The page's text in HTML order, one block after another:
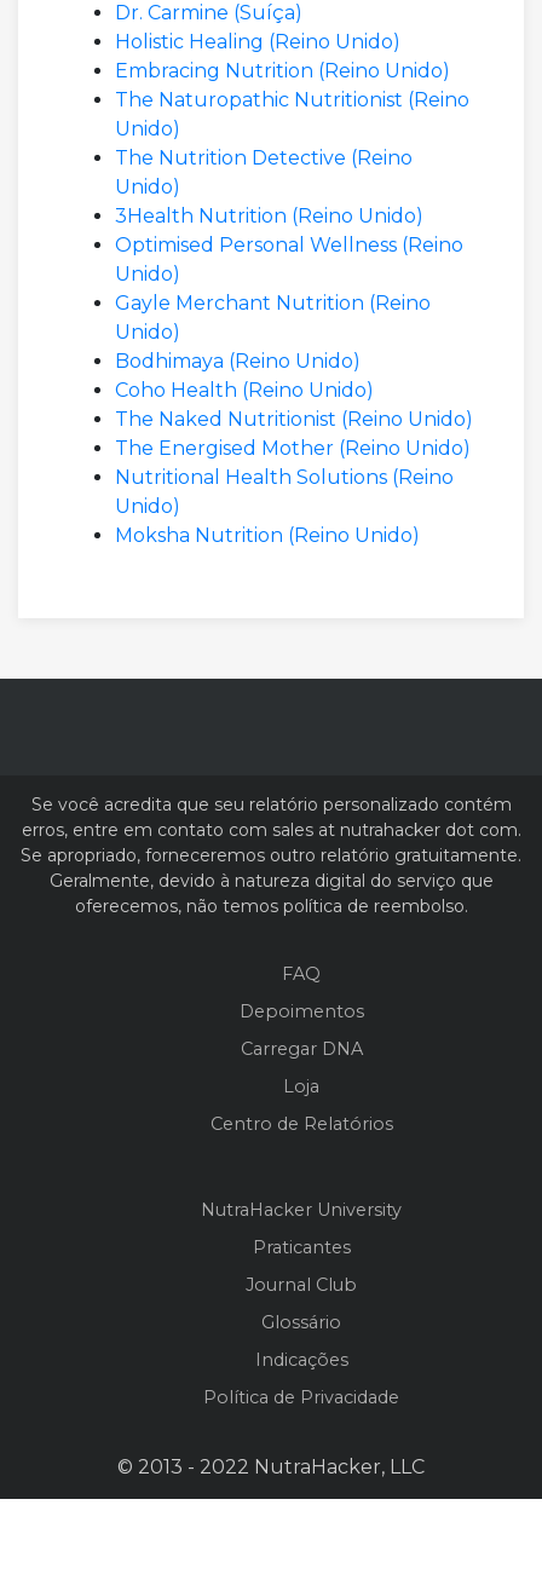
Dr. Carmine (Suíça)
Holistic Healing (Reino Unido)
Embracing Nutrition (Reino Unido)
The Naturopathic Nutritionist (Reino
Unido)
The Nutrition Detective (Reino
Unido)
3Health Nutrition (Reino Unido)
Optimised Personal Wellness (Reino
Unido)
Gayle Merchant Nutrition (Reino
Unido)
Bodhimaya (Reino Unido)
Coho Health (Reino Unido)
The Naked Nutritionist (Reino Unido)
The Energised Mother (Reino Unido)
Nutritional Health Solutions (Reino
Unido)
Moksha Nutrition (Reino Unido)
Se você acredita que seu relatório personalizado contém
erros, entre em contato com sales at nutrahacker dot com.
Se apropriado, forneceremos outro relatório gratuitamente.
Geralmente, devido à natureza digital do serviço que
oferecemos, não temos política de reembolso.
FAQ
Depoimentos
Carregar DNA
Loja
Centro de Relatórios
NutraHacker University
Praticantes
Journal Club
Glossário
Indicações
Política de Privacidade
© 2013 - 2022 NutraHacker, LLC